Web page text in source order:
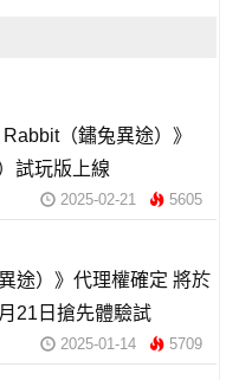
（鏽兔異途）》
試玩版上線
2025-02-21 5605
途）》代理權確定 將於
21日搶先體驗試
2025-01-14 5709